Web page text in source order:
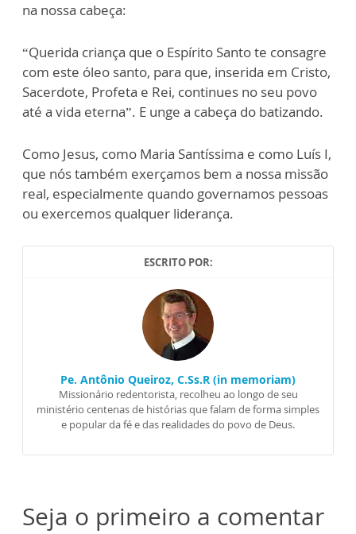
na nossa cabeça:
“Querida criança que o Espírito Santo te consagre
com este óleo santo, para que, inserida em Cristo,
Sacerdote, Profeta e Rei, continues no seu povo
até a vida eterna”. E unge a cabeça do batizando.
Como Jesus, como Maria Santíssima e como Luís I,
que nós também exerçamos bem a nossa missão
real, especialmente quando governamos pessoas
ou exercemos qualquer liderança.
ESCRITO POR:
Pe. Antônio Queiroz, C.Ss.R (in memoriam)
Missionário redentorista, recolheu ao longo de seu
ministério centenas de histórias que falam de forma simples
e popular da fé e das realidades do povo de Deus.
Seja o primeiro a comentar